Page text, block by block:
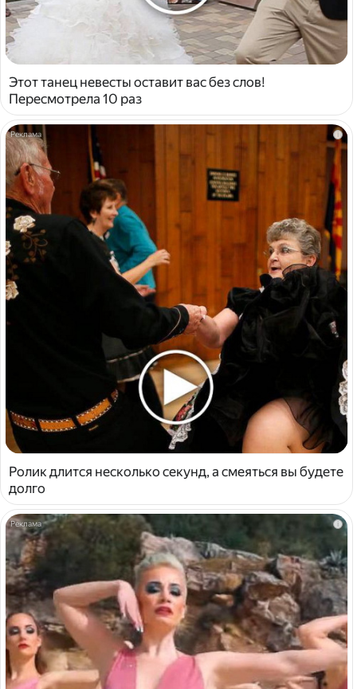
Этот танец невесты оставит вас без слов!
Пересмотрела 10 раз
i
Ролик длится несколько секунд, а смеяться вы будете
долго
i